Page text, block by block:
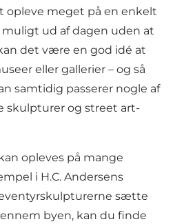
opleve meget på en enkelt
muligt ud af dagen uden at
det være en god idé at
eller gallerier – og så
samtidig passerer nogle af
skulpturer og street art-
opleves på mange
i H.C. Andersens
sætte
byen, kan du finde